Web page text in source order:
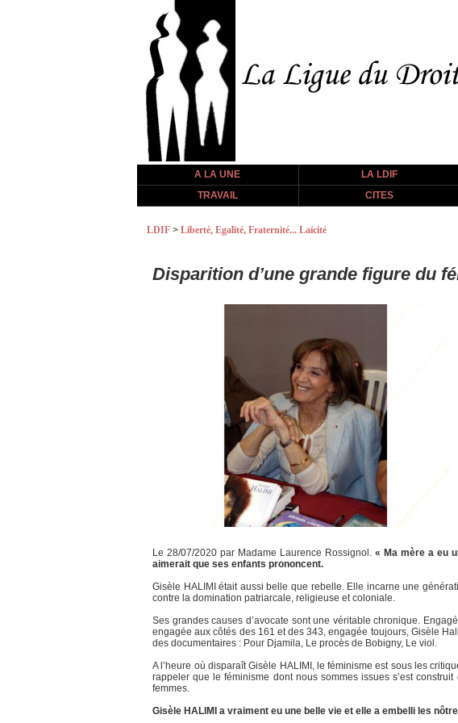
A LA UNE LA LDIF
TRAVAIL
CITES
LDIF > Liberté, Egalité, Fraternité... Laïcité
Disparition d’une grande figure du
Le 28/07/2020 par Madame Laurence Rossignol. « Ma mère a eu
aimerait que ses enfants prononcent.
Gisèle HALIMI était aussi belle que rebelle. Elle incarne une
contre la domination patriarcale, religieuse et coloniale.
Ses grandes causes d’avocate sont une véritable chronique.
engagée aux côtés des 161 et des 343, engagée toujours, Gisèle
des documentaires : Pour Djamila, Le procès de Bobigny, Le viol.
A l’heure où disparaît Gisèle HALIMI, le féminisme est sous les
rappeler que le féminisme dont nous sommes issues s’est
femmes.
Gisèle HALIMI a vraiment eu une belle vie et elle a embelli les